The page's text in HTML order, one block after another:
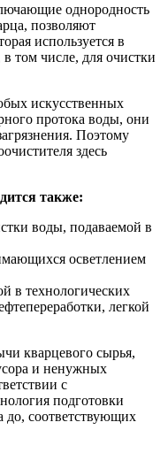
однородность
позволяют
используется в
том числе, для очистки
искусственных
протока воды, они
Поэтому
здесь
также:
воды, подаваемой в
осветлением
в технологических
легкой
кварцевого сырья,
и ненужных
с
подготовки
до, соответствующих